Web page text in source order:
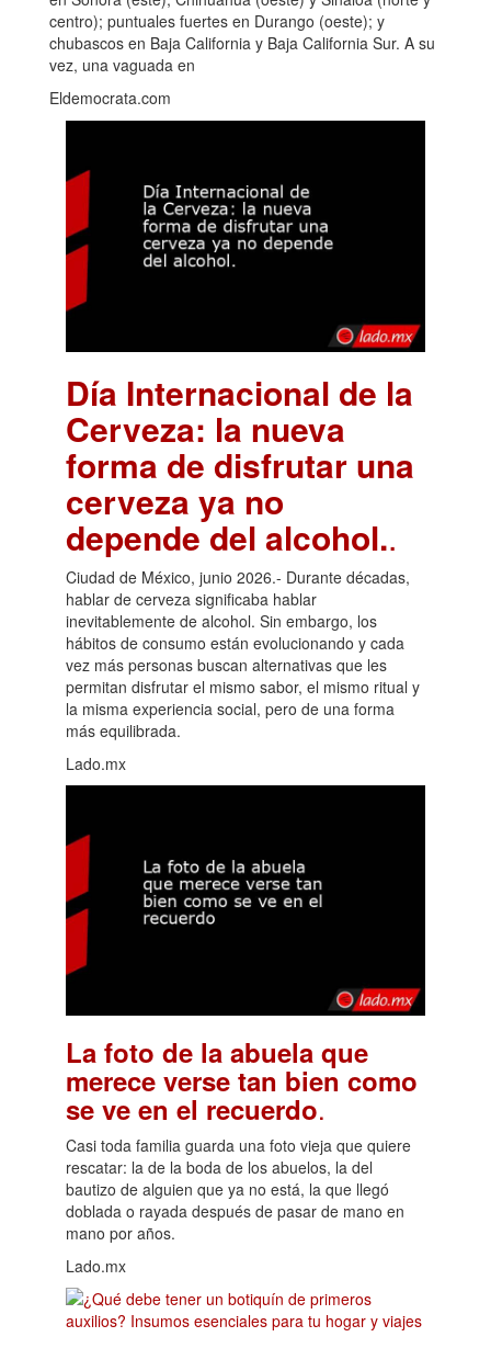
centro); puntuales fuertes en Durango (oeste); y
chubascos en Baja California y Baja California Sur. A su
vez, una vaguada en
Eldemocrata.com
Día Internacional de la
Cerveza: la nueva
forma de disfrutar una
cerveza ya no
depende del alcohol..
Ciudad de México, junio 2026.- Durante décadas,
hablar de cerveza significaba hablar
inevitablemente de alcohol. Sin embargo, los
hábitos de consumo están evolucionando y cada
vez más personas buscan alternativas que les
permitan disfrutar el mismo sabor, el mismo ritual y
la misma experiencia social, pero de una forma
más equilibrada.
Lado.mx
La foto de la abuela que
merece verse tan bien como
se ve en el recuerdo.
Casi toda familia guarda una foto vieja que quiere
rescatar: la de la boda de los abuelos, la del
bautizo de alguien que ya no está, la que llegó
doblada o rayada después de pasar de mano en
mano por años.
Lado.mx